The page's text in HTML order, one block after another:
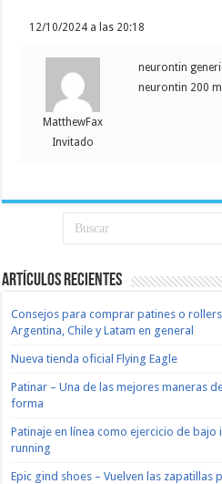
12/10/2024 a las 20:18
MatthewFax
Invitado
neurontin
neurontin 200
Artículos recientes
Consejos para comprar patines o
Argentina, Chile y Latam en general
Nueva tienda oficial Flying Eagle
Patinar – Una de las mejores maneras
forma
Patinaje en línea como ejercicio de bajo
running
Epic gind shoes – Vuelven las zapatillas